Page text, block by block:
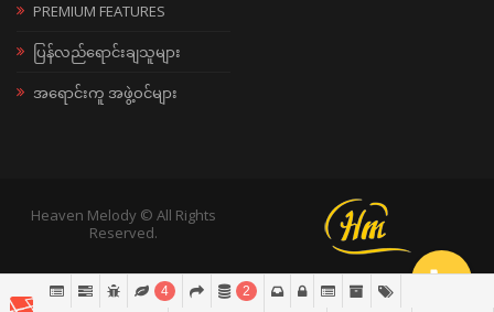
PREMIUM FEATURES
ပြန်လည်ရောင်းချသူများ
အရောင်းကူ အဖွဲ့ဝင်များ
Heaven Melody © All Rights
Reserved.
4 2